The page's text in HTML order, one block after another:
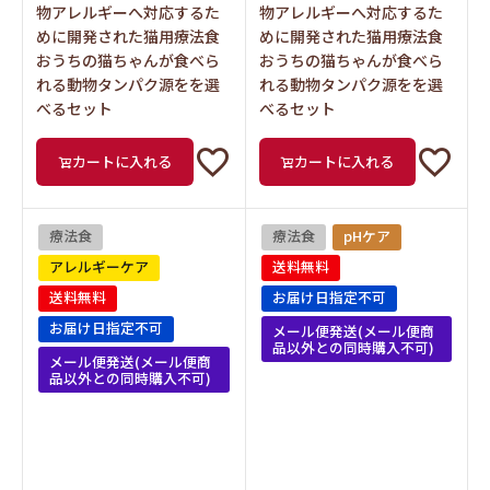
物アレルギーへ対応するた
めに開発された猫用療法食
おうちの猫ちゃんが食べら
れる動物タンパク源をを選
べるセット
カートに入れる
物アレルギーへ対応するた
めに開発された猫用療法食
おうちの猫ちゃんが食べら
れる動物タンパク源をを選
べるセット
カートに入れる
療法食
アレルギーケア
送料無料
お届け日指定不可
メール便発送(メール便商
品以外との同時購入不可)
療法食
pHケア
送料無料
お届け日指定不可
メール便発送(メール便商
品以外との同時購入不可)